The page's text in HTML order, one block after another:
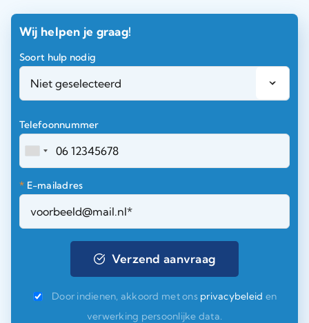
Wij helpen je graag!
Soort hulp nodig
Telefoonnummer
* E-mailadres
Door indienen, akkoord met ons privacybeleid en
verwerking persoonlijke data.